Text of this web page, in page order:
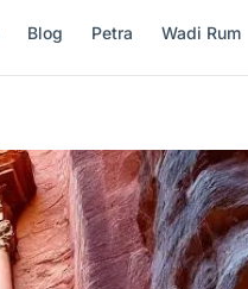
Blog Petra Wadi Rum